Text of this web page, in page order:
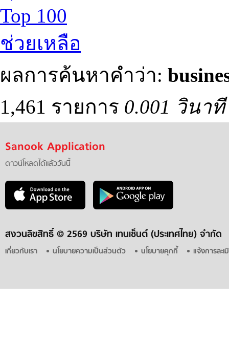
Top 100
ช่วยเหลือ
ผลการค้นหาคำว่า:
1,461 รายการ 0.001 วินาที
Sanook Application
ดาวน์โหลดได้แล้ววันนี้
สงวนลิขสิทธิ์ © 2569 บริษัท เทนเซ็นต์ (ประเทศไทย) จำกัด
เกี่ยวกับเรา นโยบายความเป็นส่วนตัว นโยบายคุกกี้ แจ้งการละ